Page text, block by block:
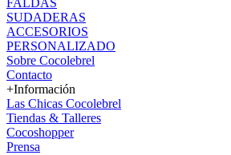
FALDAS
SUDADERAS
ACCESORIOS
PERSONALIZADO
Sobre Cocolebrel
Contacto
+Información
Las Chicas Cocolebrel
Tiendas & Talleres
Cocoshopper
Prensa